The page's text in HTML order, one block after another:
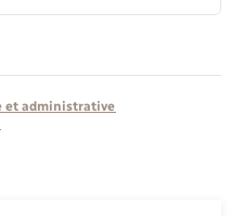
et administrative